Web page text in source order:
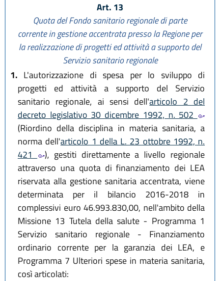
Art. 13
Quota del Fondo sanitario regionale di parte
corrente in gestione accentrata presso la Regione per
la realizzazione di progetti ed attività a supporto del
Servizio sanitario regionale
1. L'autorizzazione di spesa per lo sviluppo di
progetti ed attività a supporto del Servizio
sanitario regionale, ai sensi dell'articolo 2 del
decreto legislativo 30 dicembre 1992, n. 502
(Riordino della disciplina in materia sanitaria, a
norma dell'articolo 1 della L. 23 ottobre 1992, n.
421
), gestiti direttamente a livello regionale
attraverso una quota di finanziamento dei LEA
riservata alla gestione sanitaria accentrata, viene
determinata per il bilancio 2016-2018 in
complessivi euro 46.993.830,00, nell'ambito della
Missione 13 Tutela della salute - Programma 1
Servizio sanitario regionale - Finanziamento
ordinario corrente per la garanzia dei LEA, e
Programma 7 Ulteriori spese in materia sanitaria,
così articolati: